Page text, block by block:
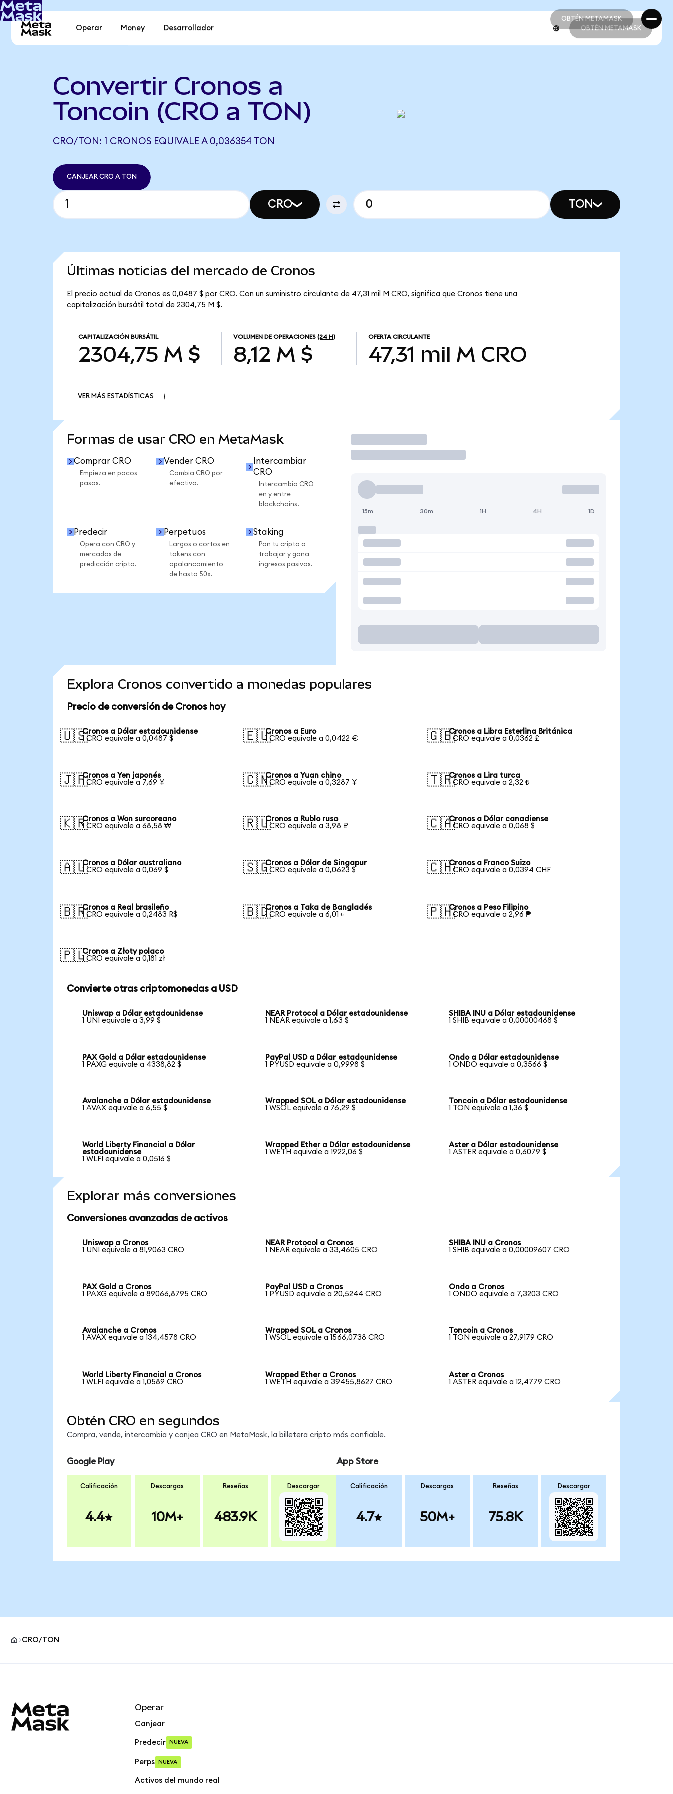
OBTÉN METAMASK
OBTÉN METAMASK
Operar Money Desarrollador OBTÉN METAMASK
Convertir Cronos a
Toncoin (CRO a TON)
CRO/TON: 1 CRONOS EQUIVALE A 0,036354 TON
CANJEAR CRO A TON
CRO TON
Últimas noticias del mercado de Cronos
El precio actual de Cronos es 0,0487 $ por CRO. Con un suministro circulante de 47,31 mil M CRO, significa que Cronos tiene una
capitalización bursátil total de 2304,75 M $.
CAPITALIZACIÓN BURSÁTIL
2304,75 M $
VOLUMEN DE OPERACIONES (24 H)
8,12 M $
OFERTA CIRCULANTE
47,31 mil M CRO
VER MÁS ESTADÍSTICAS
Formas de usar CRO en MetaMask
Comprar CRO
Empieza en pocos
pasos.
Vender CRO
Cambia CRO por
efectivo.
Intercambiar
CRO
Intercambia CRO
en y entre
blockchains.
Predecir
Opera con CRO y
mercados de
predicción cripto.
Perpetuos
Largos o cortos en
tokens con
apalancamiento
de hasta 50x.
Staking
Pon tu cripto a
trabajar y gana
ingresos pasivos.
Operar
15m 30m 1H 4H 1D
Explora Cronos convertido a monedas populares
Precio de conversión de Cronos hoy
🇺🇸Cronos a Dólar estadounidense
1 CRO equivale a 0,0487 $
🇪🇺Cronos a Euro
1 CRO equivale a 0,0422 €
🇬🇧Cronos a Libra Esterlina Británica
1 CRO equivale a 0,0362 £
🇯🇵Cronos a Yen japonés
1 CRO equivale a 7,69 ¥
🇨🇳Cronos a Yuan chino
1 CRO equivale a 0,3287 ¥
🇹🇷Cronos a Lira turca
1 CRO equivale a 2,32 ₺
🇰🇷Cronos a Won surcoreano
1 CRO equivale a 68,58 ₩
🇷🇺Cronos a Rublo ruso
1 CRO equivale a 3,98 ₽
🇨🇦Cronos a Dólar canadiense
1 CRO equivale a 0,068 $
🇦🇺Cronos a Dólar australiano
1 CRO equivale a 0,069 $
🇸🇬Cronos a Dólar de Singapur
1 CRO equivale a 0,0623 $
🇨🇭Cronos a Franco Suizo
1 CRO equivale a 0,0394 CHF
🇧🇷Cronos a Real brasileño
1 CRO equivale a 0,2483 R$
🇧🇩Cronos a Taka de Bangladés
1 CRO equivale a 6,01 ৳
🇵🇭Cronos a Peso Filipino
1 CRO equivale a 2,96 ₱
🇵🇱Cronos a Złoty polaco
1 CRO equivale a 0,181 zł
Convierte otras criptomonedas a USD
Uniswap a Dólar estadounidense
1 UNI equivale a 3,99 $
NEAR Protocol a Dólar estadounidense
1 NEAR equivale a 1,63 $
SHIBA INU a Dólar estadounidense
1 SHIB equivale a 0,00000468 $
PAX Gold a Dólar estadounidense
1 PAXG equivale a 4338,82 $
PayPal USD a Dólar estadounidense
1 PYUSD equivale a 0,9998 $
Ondo a Dólar estadounidense
1 ONDO equivale a 0,3566 $
Avalanche a Dólar estadounidense
1 AVAX equivale a 6,55 $
Wrapped SOL a Dólar estadounidense
1 WSOL equivale a 76,29 $
Toncoin a Dólar estadounidense
1 TON equivale a 1,36 $
World Liberty Financial a Dólar
estadounidense
1 WLFI equivale a 0,0516 $
Wrapped Ether a Dólar estadounidense
1 WETH equivale a 1922,06 $
Aster a Dólar estadounidense
1 ASTER equivale a 0,6079 $
Explorar más conversiones
Conversiones avanzadas de activos
Uniswap a Cronos
1 UNI equivale a 81,9063 CRO
NEAR Protocol a Cronos
1 NEAR equivale a 33,4605 CRO
SHIBA INU a Cronos
1 SHIB equivale a 0,00009607 CRO
PAX Gold a Cronos
1 PAXG equivale a 89066,8795 CRO
PayPal USD a Cronos
1 PYUSD equivale a 20,5244 CRO
Ondo a Cronos
1 ONDO equivale a 7,3203 CRO
Avalanche a Cronos
1 AVAX equivale a 134,4578 CRO
Wrapped SOL a Cronos
1 WSOL equivale a 1566,0738 CRO
Toncoin a Cronos
1 TON equivale a 27,9179 CRO
World Liberty Financial a Cronos
1 WLFI equivale a 1,0589 CRO
Wrapped Ether a Cronos
1 WETH equivale a 39455,8627 CRO
Aster a Cronos
1 ASTER equivale a 12,4779 CRO
Obtén CRO en segundos
Compra, vende, intercambia y canjea CRO en MetaMask, la billetera cripto más confiable.
Google Play
Calificación
4.4
Descargas
10M+
Reseñas
483.9K
Descargar
App Store
Calificación
4.7
Descargas
50M+
Reseñas
75.8K
Descargar
CRO/TON
Operar
Canjear
Predecir NUEVA
Perps NUEVA
Activos del mundo real